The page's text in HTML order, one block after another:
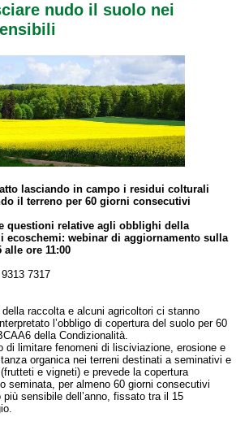
nudo il suolo nei
lasciando in campo i residui colturali
il terreno per 60 giorni consecutivi
questioni relative agli obblighi della
ecoschemi: webinar di aggiornamento sulla
alle ore 11:00
7317
raccolta e alcuni agricoltori ci stanno
l’obbligo di copertura del suolo per 60
della Condizionalità.
di limitare fenomeni di lisciviazione, erosione e
organica nei terreni destinati a seminativi e
e vigneti) e prevede la copertura
seminata, per almeno 60 giorni consecutivi
più sensibile dell’anno, fissato tra il 15